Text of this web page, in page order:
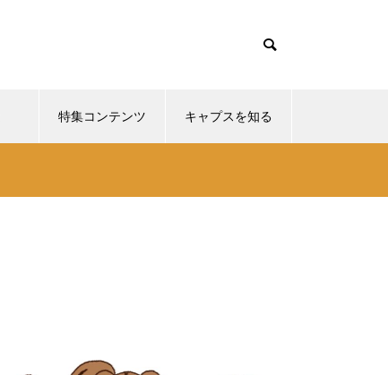
特集コンテンツ キャプスを知る